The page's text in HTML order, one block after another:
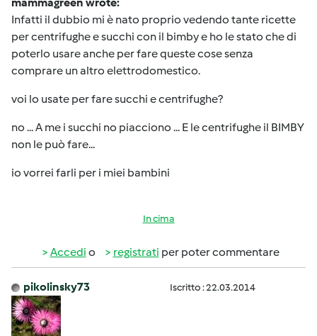
Infatti il dubbio mi è nato proprio vedendo tante ricette
per centrifughe e succhi con il bimby e ho le stato che di
poterlo usare anche per fare queste cose senza
comprare un altro elettrodomestico.
voi lo usate per fare succhi e centrifughe?
no ... A me i succhi no piacciono ... E le centrifughe il BIMBY
non le può fare...
io vorrei farli per i miei bambini
In cima
Accedi o registrati per poter commentare
pikolinsky73 Iscritto : 22.03.2014